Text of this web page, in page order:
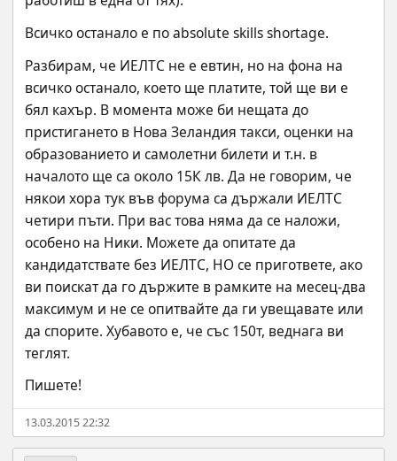
Всичко останало е по absolute skills shortage.
Разбирам, че ИЕЛТС не е евтин, но на фона на
всичко останало, което ще платите, той ще ви е
бял кахър. В момента може би нещата до
пристигането в Нова Зеландия такси, оценки на
образованието и самолетни билети и т.н. в
началото ще са около 15К лв. Да не говорим, че
някои хора тук във форума са държали ИЕЛТС
четири пъти. При вас това няма да се наложи,
особено на Ники. Можете да опитате да
кандидатствате без ИЕЛТС, НО се пригответе, ако
ви поискат да го държите в рамките на месец-два
максимум и не се опитвайте да ги увещавате или
да спорите. Хубавото е, че със 150т, веднага ви
теглят.
Пишете!
13.03.2015 22:32